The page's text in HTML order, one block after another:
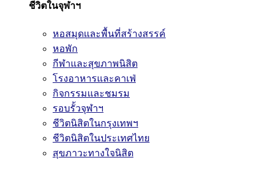
ชีวิตในจุฬาฯ
หอสมุดและพื้นที่สร้างสรรค์
หอพัก
กีฬาและสุขภาพนิสิต
โรงอาหารและคาเฟ่
กิจกรรมและชมรม
รอบรั้วจุฬาฯ
ชีวิตนิสิตในกรุงเทพฯ
ชีวิตนิสิตในประเทศไทย
สุขภาวะทางใจนิสิต